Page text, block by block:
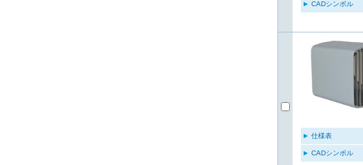
CADシンボル
仕様表
CADシンボル